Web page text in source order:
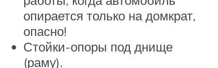
опирается только на домкрат,
опасно!
Стойки-опоры под днище
(раму).